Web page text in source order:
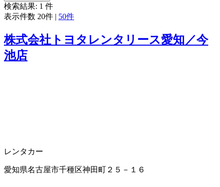
検索結果: 1 件
表示件数 20件 | 50件
株式会社トヨタレンタリース愛知／今
池店
レンタカー
愛知県名古屋市千種区神田町２５－１６